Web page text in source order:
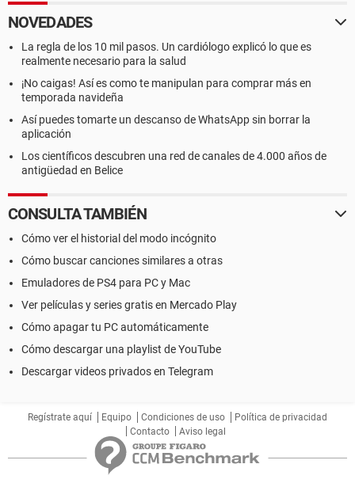
NOVEDADES
La regla de los 10 mil pasos. Un cardiólogo explicó lo que es
realmente necesario para la salud
¡No caigas! Así es como te manipulan para comprar más en
temporada navideña
Así puedes tomarte un descanso de WhatsApp sin borrar la
aplicación
Los científicos descubren una red de canales de 4.000 años de
antigüedad en Belice
CONSULTA TAMBIÉN
Cómo ver el historial del modo incógnito
Cómo buscar canciones similares a otras
Emuladores de PS4 para PC y Mac
Ver películas y series gratis en Mercado Play
Cómo apagar tu PC automáticamente
Cómo descargar una playlist de YouTube
Descargar videos privados en Telegram
Regístrate aquí Equipo Condiciones de uso
Política de privacidad
Contacto
Aviso legal